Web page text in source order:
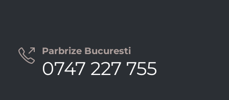
 Parbrize Bucuresti
0747 227 755